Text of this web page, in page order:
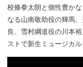
校條拳太朗と個性豊か
なる山南敬助役の輝馬
良、雪村綱道役の川本
ストで新生ミュージカ